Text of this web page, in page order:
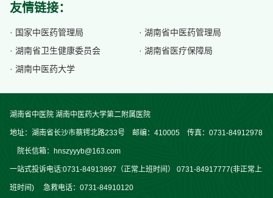
友情链接：
· 国家中医药管理局
· 湖南省中医药管理局
· 湖南省卫生健康委员会
· 湖南省医疗保障局
· 湖南中医药大学
湖南省中医院 湖南中医药大学第二附属医院
地址：湖南省长沙市蔡锷北路233号 邮编：410005 传真：0731-84912978
院长信箱：hnszyyyb@163.com
一站式投诉电话:0731-84913997（正常上班时间） 0731-84917777(非正常上
班时间) 急救电话：0731-84910120